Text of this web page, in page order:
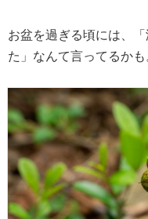
お盆を過ぎる頃には、
た」なんて言ってるかも